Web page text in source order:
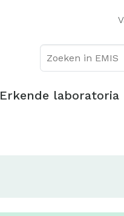
Erkende laboratoria